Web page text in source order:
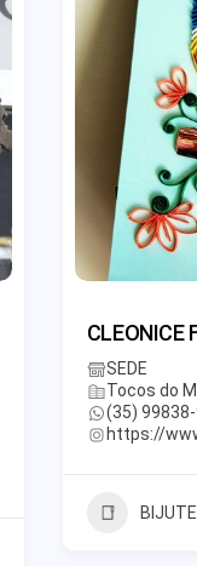
CLEONICE
SEDE
Tocos do
(35)
https://